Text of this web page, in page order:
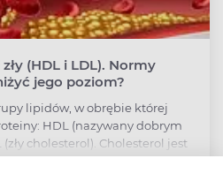
(HDL i LDL). Normy
jego poziom?
lipidów, w obrębie której
HDL (nazywany dobrym
cholesterol). Cholesterol jest
funkcjonowania